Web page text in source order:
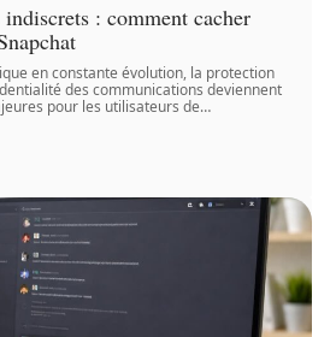
: comment cacher
en constante évolution, la protection
des communications deviennent
pour les utilisateurs de…